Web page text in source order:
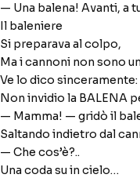
— Una balena! Avanti, a
Il baleniere
Si preparava al colpo,
Ma i cannoni non sono
Ve lo dico sinceramente:
Non invidio la BALENA
— Mamma! — gridò il
Saltando indietro dal
— Che cos’è?..
Una coda su in cielo…
Sono